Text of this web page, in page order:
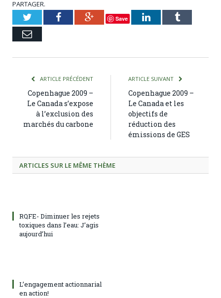
PARTAGER.
TwitterFacebookGoogle+
Save LinkedInTumblr
Courriel
ARTICLE PRÉCÉDENT
Copenhague 2009 –
Le Canada s’expose
à l’exclusion des
marchés du carbone
ARTICLE SUIVANT
Copenhague 2009 –
Le Canada et les
objectifs de
réduction des
émissions de GES
ARTICLES SUR LE MÊME THÈME
RQFE- Diminuer les rejets
toxiques dans l’eau: J’agis
aujourd’hui
L’engagement actionnarial
en action!